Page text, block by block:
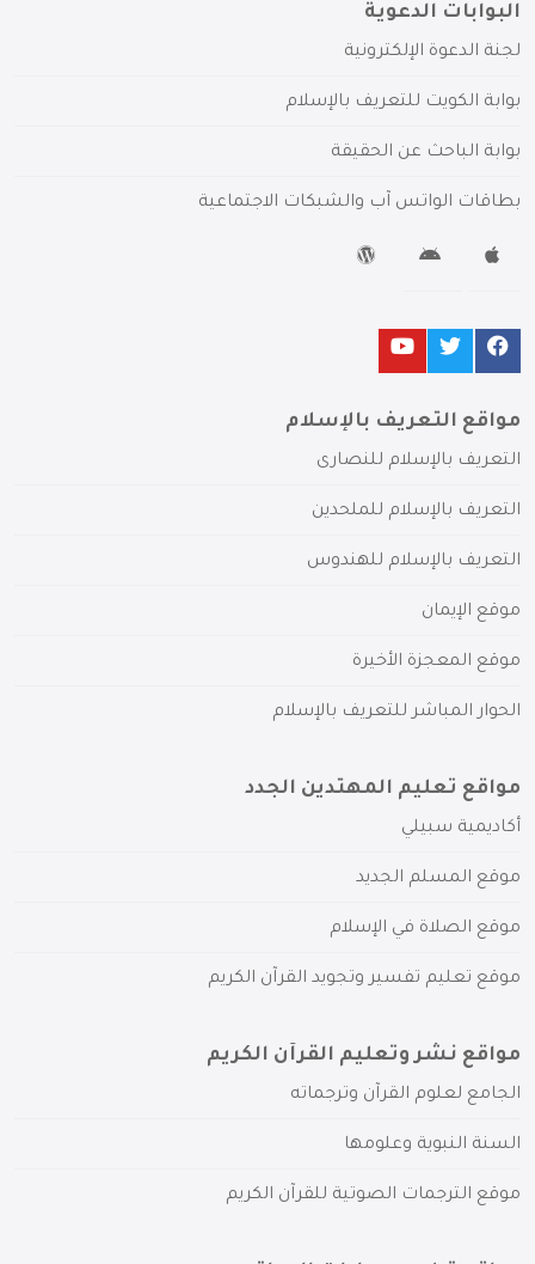
البوابات الدعوية
لجنة الدعوة الإلكترونية
بوابة الكويت للتعريف بالإسلام
بوابة الباحث عن الحقيقة
بطاقات الواتس آب والشبكات الاجتماعية
مواقع التعريف بالإسلام
التعريف بالإسلام للنصارى
التعريف بالإسلام للملحدين
التعريف بالإسلام للهندوس
موقع الإيمان
موقع المعجزة الأخيرة
الحوار المباشر للتعريف بالإسلام
مواقع تعليم المهتدين الجدد
أكاديمية سبيلي
موقع المسلم الجديد
موقع الصلاة في الإسلام
موقع تعليم تفسير وتجويد القرآن الكريم
مواقع نشر وتعليم القرآن الكريم
الجامع لعلوم القرآن وترجماته
السنة النبوية وعلومها
موقع الترجمات الصوتية للقرآن الكريم